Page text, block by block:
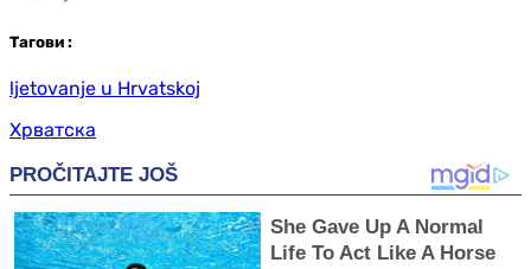
Тагови :
ljetovanje u Hrvatskoj
Хрватска